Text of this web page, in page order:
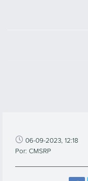
06-09-2023, 12:18
Por: CMSRP